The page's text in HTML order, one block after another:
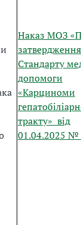
Наказ МОЗ
затвердження
Стандарту
допомоги
«Карциноми
тракту» від
01.04.2025 №